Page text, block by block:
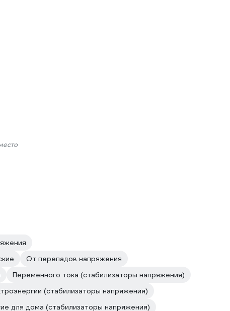
От перепадов напряжения
Переменного тока (стабилизаторы напряжения)
(стабилизаторы напряжения)
для дома (стабилизаторы напряжения)